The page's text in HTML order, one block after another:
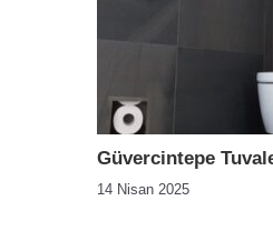
Güvercintepe
14 Nisan 2025